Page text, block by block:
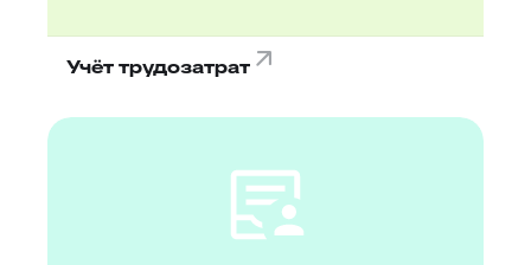
Учёт трудозатрат